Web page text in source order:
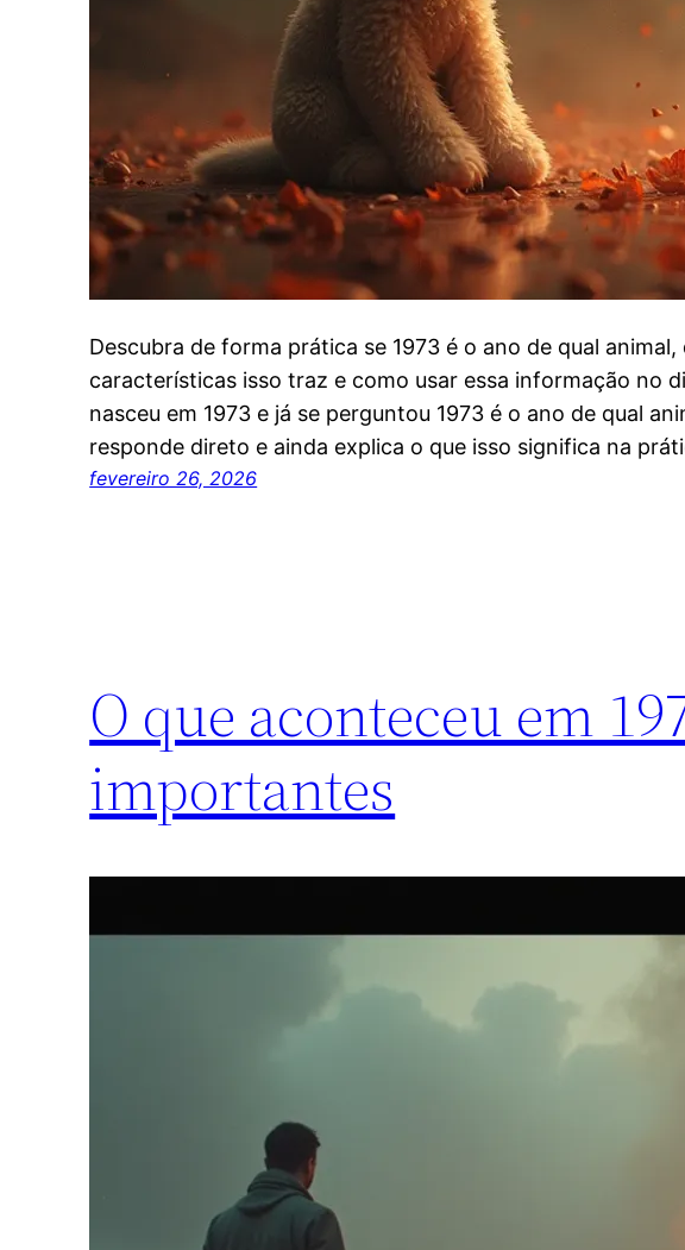
Descubra de forma prática se 1973 é o ano de qual animal,
características isso traz e como usar essa informação no
nasceu em 1973 e já se perguntou 1973 é o ano de qual
responde direto e ainda explica o que isso significa na
fevereiro 26, 2026
O que aconteceu em
importantes